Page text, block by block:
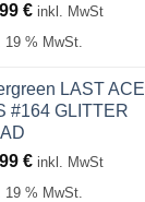
€ inkl. MwSt
19 % MwSt.
LAST ACE
#164 GLITTER
€ inkl. MwSt
19 % MwSt.